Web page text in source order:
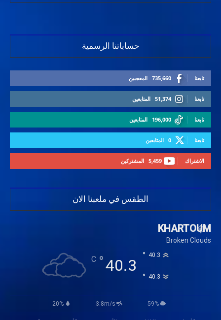
حساباتنا الرسمية
735,660 المعجبين تابعنا
51,374 المتابعين تابعنا
196,000 المتابعين تابعنا
0 المتابعين تابعنا
5,459 المشتركين الاشتراك
الطقس في ملعبنا الان
KHARTOUM
Broken Clouds
40.3
°
C 40.3
°
40.3
°
20% 3.8m/s 59%